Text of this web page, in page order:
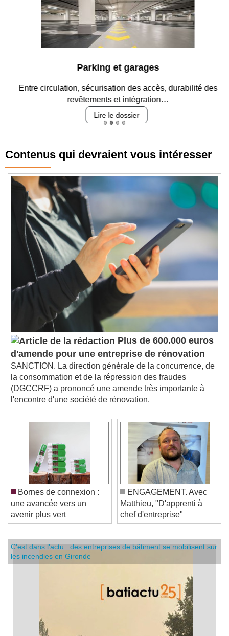
Parking et garages
Entre circulation, sécurisation des accès, durabilité des
revêtements et intégration…
Lire le dossier
Contenus qui devraient vous intéresser
Plus de 600.000 euros
d'amende pour une entreprise de rénovation
SANCTION. La direction générale de la concurrence, de
la consommation et de la répression des fraudes
(DGCCRF) a prononcé une amende très importante à
l'encontre d'une société de rénovation.
Bornes de connexion :
une avancée vers un
avenir plus vert
ENGAGEMENT. Avec
Matthieu, "D'apprenti à
chef d'entreprise"
C'est dans l'actu : des entreprises de bâtiment se mobilisent sur
les incendies en Gironde